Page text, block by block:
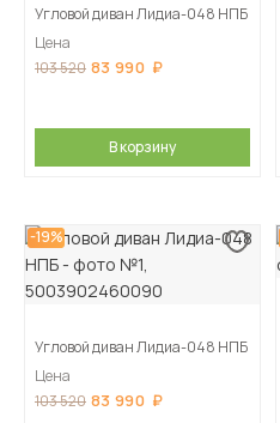
Угловой диван Лидиа-048 НПБ
Цена
103 520 83 990
В корзину
-19%
Угловой диван Лидиа-048 НПБ
Цена
103 520 83 990